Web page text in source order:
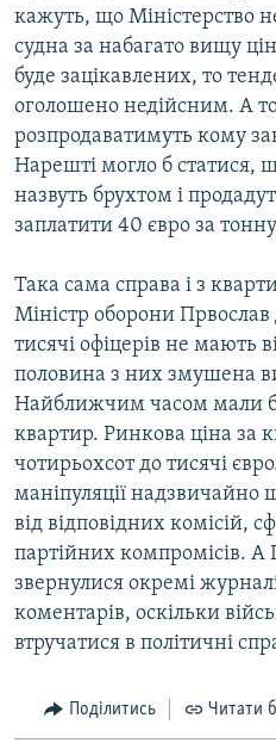
кажуть, що Мiнiстерство
судна за набагато вищу
буде зацiкавлених, то
оголошено недiйсним. А
розпродаватимуть кому
Нарештi могло б статися,
назвуть брухтом і
заплатити 40 євро за
Така сама справа i з
Мiнiстр оборони
тисячi офiцерiв не мають
половина з них змушена
Найближчим часом мали б
квартир. Ринкова цiна за
чотирьохсот до тисячi
манiпуляцiї надзвичайно
вiд вiдповiдних комiсiй,
партiйних компромiсiв. А
звернулися окремi
коментарiв, оскiльки
втручатися в полiтичнi
Поділитись Читати